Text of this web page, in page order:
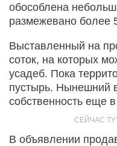
обособлена
размежевано более
Выставленный на
соток, на которых
усадеб. Пока
пустырь. Нынешний
собственность еще
В объявлении